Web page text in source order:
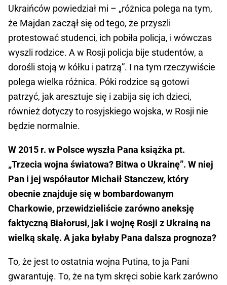
Ukraińców powiedział mi – „różnica polega na tym,
że Majdan zaczął się od tego, że przyszli
protestować studenci, ich pobiła policja, i wówczas
wyszli rodzice. A w Rosji policja bije studentów, a
dorośli stoją w kółku i patrzą”. I na tym rzeczywiście
polega wielka różnica. Póki rodzice są gotowi
patrzyć, jak aresztuje się i zabija się ich dzieci,
również dotyczy to rosyjskiego wojska, w Rosji nie
będzie normalnie.
W 2015 r. w Polsce wyszła Pana książka pt.
„Trzecia wojna światowa? Bitwa o Ukrainę”. W niej
Pan i jej współautor Michaił Stanczew, który
obecnie znajduje się w bombardowanym
Charkowie, przewidzieliście zarówno aneksję
faktyczną Białorusi, jak i wojnę Rosji z Ukrainą na
wielką skalę. A jaka byłaby Pana dalsza prognoza?
To, że jest to ostatnia wojna Putina, to ja Pani
gwarantuję. To, że na tym skręci sobie kark zarówno